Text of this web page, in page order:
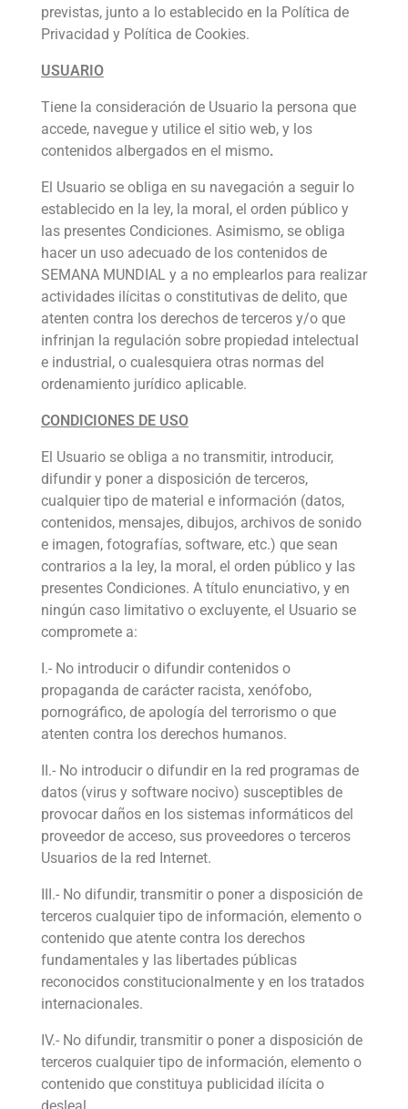
previstas, junto a lo establecido en la Política de
Privacidad y Política de Cookies.
USUARIO
Tiene la consideración de Usuario la persona que
accede, navegue y utilice el sitio web, y los
contenidos albergados en el mismo.
El Usuario se obliga en su navegación a seguir lo
establecido en la ley, la moral, el orden público y
las presentes Condiciones. Asimismo, se obliga
hacer un uso adecuado de los contenidos de
SEMANA MUNDIAL y a no emplearlos para realizar
actividades ilícitas o constitutivas de delito, que
atenten contra los derechos de terceros y/o que
infrinjan la regulación sobre propiedad intelectual
e industrial, o cualesquiera otras normas del
ordenamiento jurídico aplicable.
CONDICIONES DE USO
El Usuario se obliga a no transmitir, introducir,
difundir y poner a disposición de terceros,
cualquier tipo de material e información (datos,
contenidos, mensajes, dibujos, archivos de sonido
e imagen, fotografías, software, etc.) que sean
contrarios a la ley, la moral, el orden público y las
presentes Condiciones. A título enunciativo, y en
ningún caso limitativo o excluyente, el Usuario se
compromete a:
I.- No introducir o difundir contenidos o
propaganda de carácter racista, xenófobo,
pornográfico, de apología del terrorismo o que
atenten contra los derechos humanos.
II.- No introducir o difundir en la red programas de
datos (virus y software nocivo) susceptibles de
provocar daños en los sistemas informáticos del
proveedor de acceso, sus proveedores o terceros
Usuarios de la red Internet.
III.- No difundir, transmitir o poner a disposición de
terceros cualquier tipo de información, elemento o
contenido que atente contra los derechos
fundamentales y las libertades públicas
reconocidos constitucionalmente y en los tratados
internacionales.
IV.- No difundir, transmitir o poner a disposición de
terceros cualquier tipo de información, elemento o
contenido que constituya publicidad ilícita o
desleal.